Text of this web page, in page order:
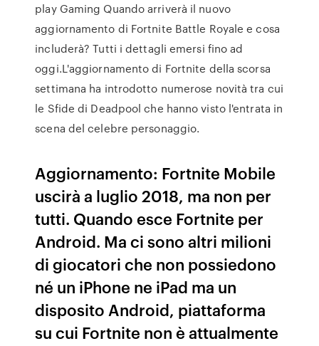
play Gaming Quando arriverà il nuovo
aggiornamento di Fortnite Battle Royale e cosa
includerà? Tutti i dettagli emersi fino ad
oggi.L'aggiornamento di Fortnite della scorsa
settimana ha introdotto numerose novità tra cui
le Sfide di Deadpool che hanno visto l'entrata in
scena del celebre personaggio.
Aggiornamento: Fortnite Mobile
uscirà a luglio 2018, ma non per
tutti. Quando esce Fortnite per
Android. Ma ci sono altri milioni
di giocatori che non possiedono
né un iPhone ne iPad ma un
disposito Android, piattaforma
su cui Fortnite non è attualmente